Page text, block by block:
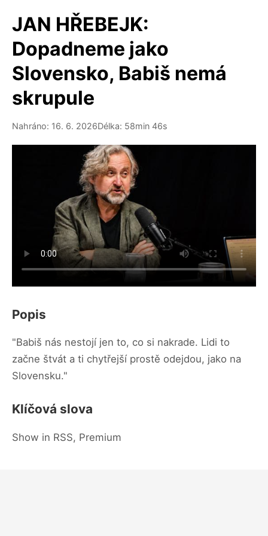
JAN HŘEBEJK:
Dopadneme jako
Slovensko, Babiš nemá
skrupule
Nahráno: 16. 6. 2026Délka: 58min 46s
Popis
"Babiš nás nestojí jen to, co si nakrade. Lidi to
začne štvát a ti chytřejší prostě odejdou, jako na
Slovensku."
Klíčová slova
Show in RSS, Premium